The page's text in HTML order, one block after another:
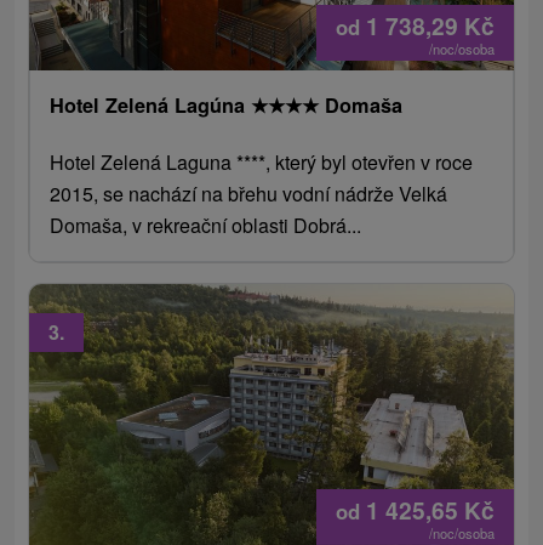
od 1 738,29 Kč
/noc/osoba
Hotel Zelená Lagúna ★★★★ Domaša
Hotel Zelená Laguna ****, který byl otevřen v roce
2015, se nachází na břehu vodní nádrže Velká
Domaša, v rekreační oblasti Dobrá...
od 1 425,65 Kč
/noc/osoba
3.